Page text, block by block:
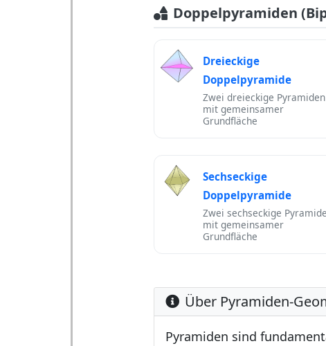
Doppelpyramiden
Dreieckige
Doppelpyramide
Zwei dreieckige Pyramiden
mit gemeinsamer
Grundfläche
Sechseckige
Doppelpyramide
Zwei sechseckige
mit gemeinsamer
Grundfläche
Über Pyramiden-
Pyramiden sind